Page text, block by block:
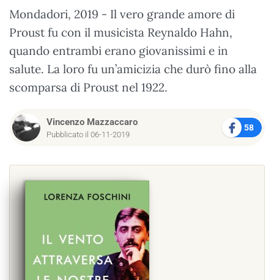
Mondadori, 2019 - Il vero grande amore di
Proust fu con il musicista Reynaldo Hahn,
quando entrambi erano giovanissimi e in
salute. La loro fu un’amicizia che durò fino alla
scomparsa di Proust nel 1922.
Vincenzo Mazzaccaro
Pubblicato il 06-11-2019
58